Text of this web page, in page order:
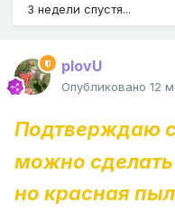
3 недели спустя...
plovU
Опубликовано 12
Подтверждаю
можно сделать
но красная